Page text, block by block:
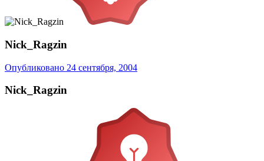
Nick_Ragzin
Опубликовано 24 сентября, 2004
Nick_Ragzin